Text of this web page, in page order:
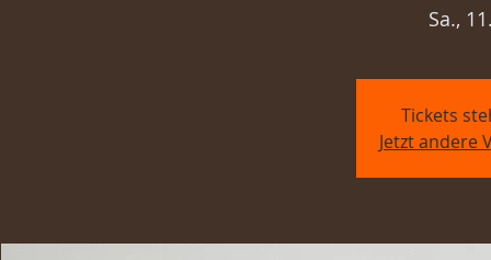
Sa.,
Tickets
Jetzt andere